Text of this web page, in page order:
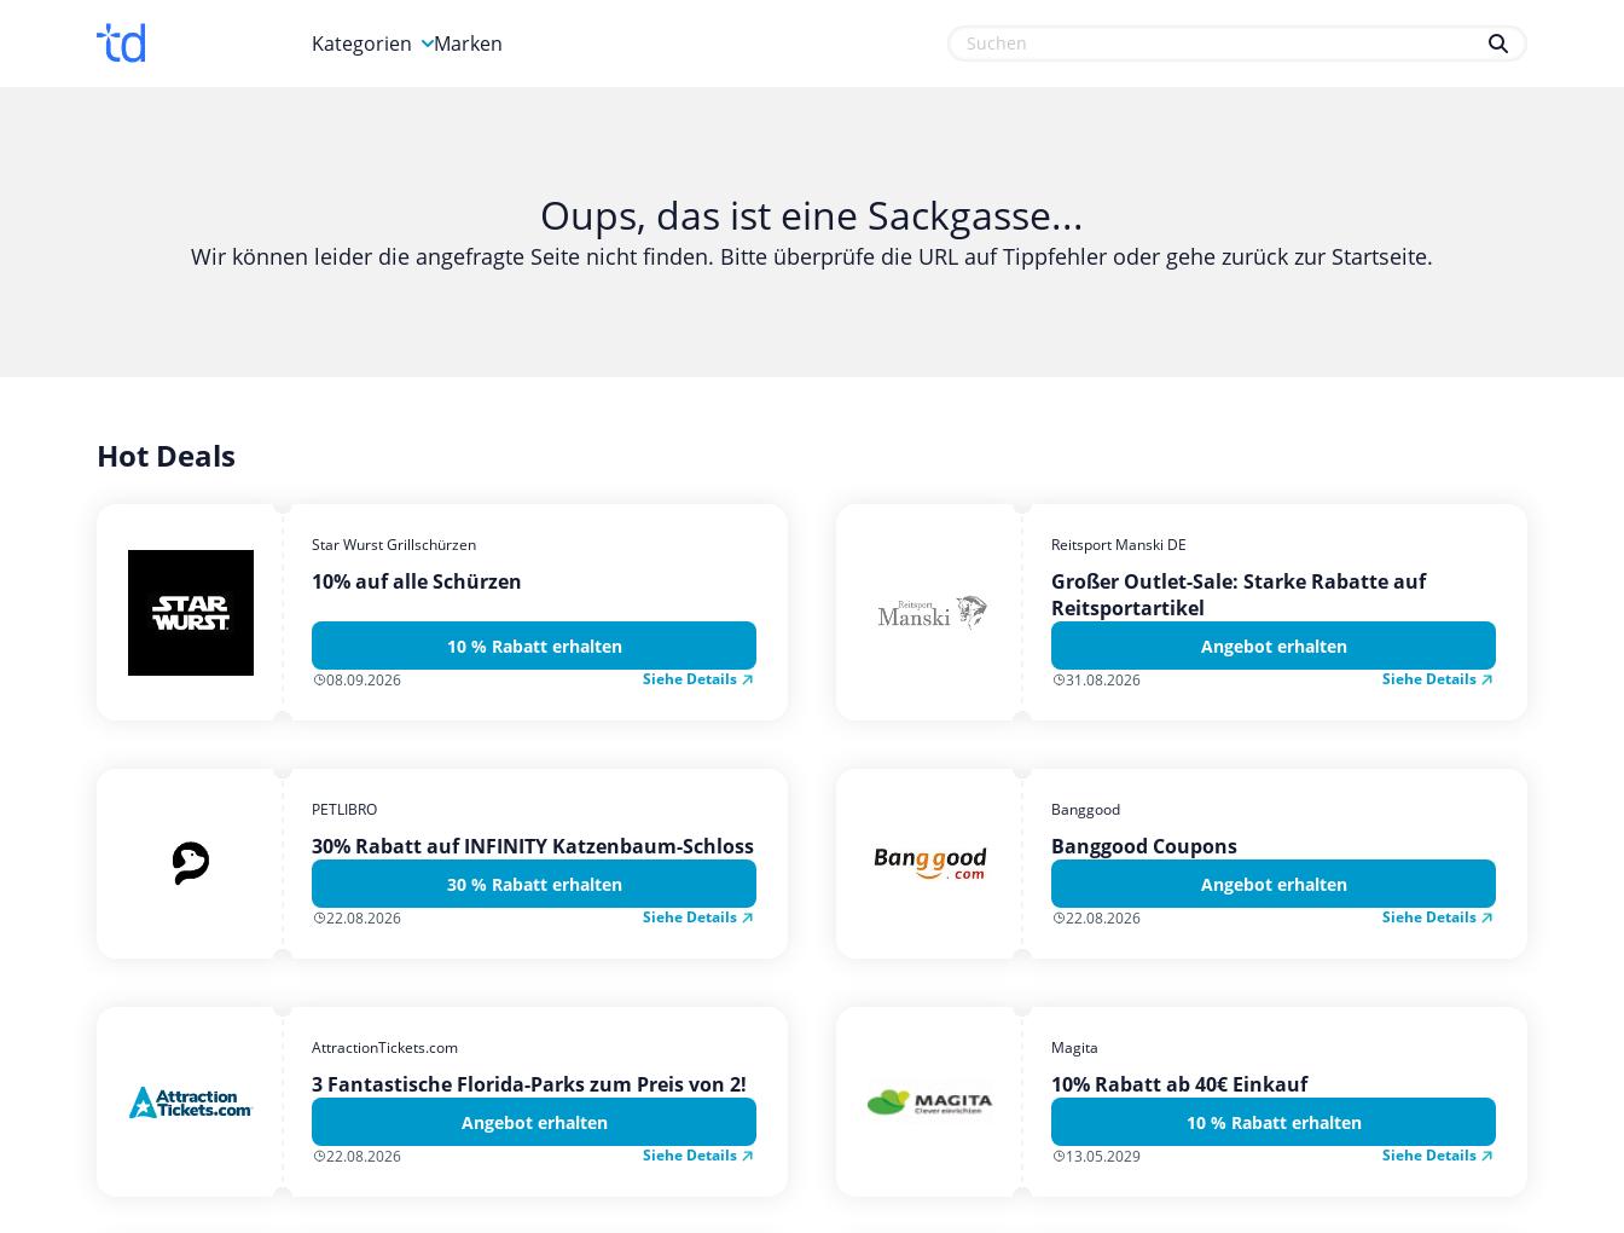
Kategorien
Computer & Elektronik
Gesundheit & Beauty
Mobilfunk & Internet
Marken
Oups, das ist eine Sackgasse...
Wir können leider die angefragte Seite nicht finden. Bitte überprüfe die URL auf Tippfehler oder gehe zurück zur Startseite.
Hot Deals
Star Wurst Grillschürzen
10% auf alle Schürzen
10 % Rabatt erhalten
08.09.2026 Siehe Details
Reitsport Manski DE
Großer Outlet-Sale: Starke Rabatte auf
Reitsportartikel
Angebot erhalten
31.08.2026 Siehe Details
PETLIBRO
30% Rabatt auf INFINITY Katzenbaum-Schloss
30 % Rabatt erhalten
22.08.2026 Siehe Details
Banggood
Banggood Coupons
Angebot erhalten
22.08.2026 Siehe Details
AttractionTickets.com
3 Fantastische Florida-Parks zum Preis von 2!
Angebot erhalten
22.08.2026 Siehe Details
Magita
10% Rabatt ab 40€ Einkauf
10 % Rabatt erhalten
13.05.2029 Siehe Details